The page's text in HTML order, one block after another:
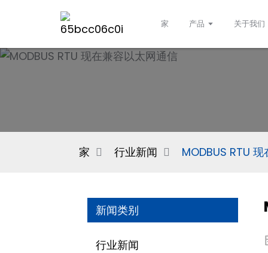
家 产品 关于我们
家 行业新闻 MODBUS RTU
新闻类别
行业新闻